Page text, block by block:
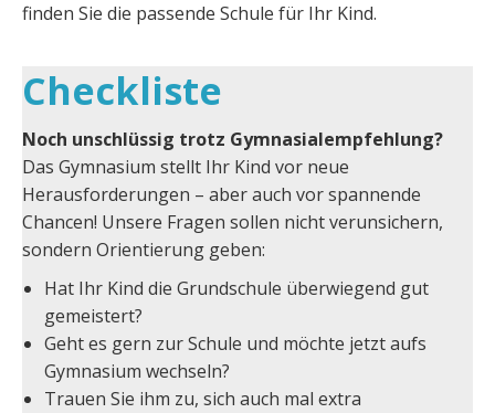
finden Sie die passende Schule für Ihr Kind.
Checkliste
Noch unschlüssig trotz Gymnasialempfehlung?
Das Gymnasium stellt Ihr Kind vor neue
Herausforderungen – aber auch vor spannende
Chancen! Unsere Fragen sollen nicht verunsichern,
sondern Orientierung geben:
Hat Ihr Kind die Grundschule überwiegend gut
gemeistert?
Geht es gern zur Schule und möchte jetzt aufs
Gymnasium wechseln?
Trauen Sie ihm zu, sich auch mal extra